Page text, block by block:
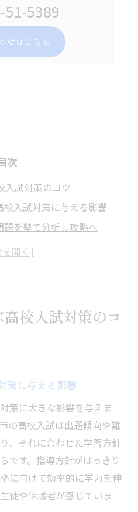
51-5389
せはこちら
次
入試対策のコツ
校入試対策に与える影響
を塾で分析し攻略へ
県高校合格ライン対策法
と成功体験の秘訣
る塾のサポート体制と
験談から学ぶ合格の秘訣
わせた塾での学習計画術
高校入試も安心
入試に挑むための準備
校入試対策のコ
策に与える影響
策に大きな影響を与えま
の高校入試は出題傾向や難
、それに合わせた学習方針
です。指導方針がはっきり
に向けて効率的に学力を伸
徒や保護者が感じていま